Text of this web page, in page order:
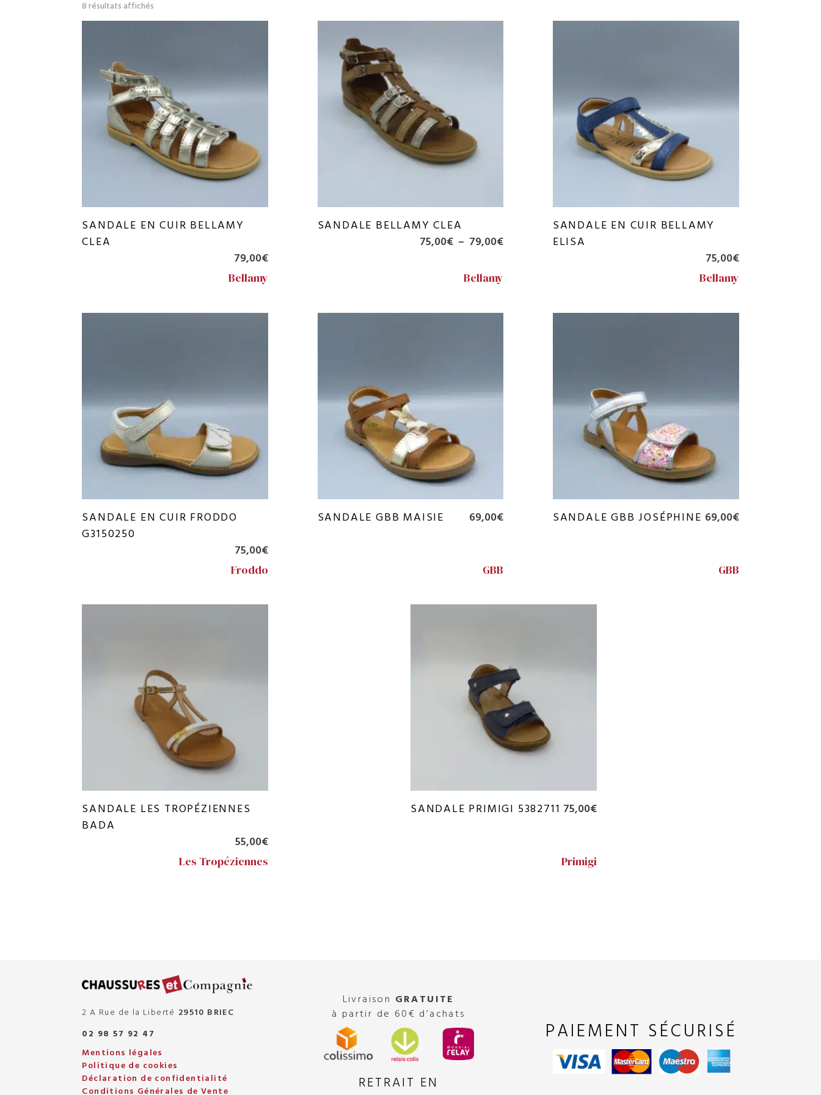
8 résultats affichés
SANDALE EN CUIR BELLAMY
CLEA
79,00€
Bellamy
SANDALE BELLAMY CLEA
75,00€ – 79,00€Plage
Bellamy
SANDALE EN CUIR BELLAMY
ELISA
75,00€
Bellamy
SANDALE EN CUIR FRODDO
G3150250
75,00€
Froddo
SANDALE GBB MAISIE 69,00€
GBB
SANDALE GBB JOSÉPHINE 69,00€
GBB
SANDALE LES TROPÉZIENNES
BADA
55,00€
Les Tropéziennes
SANDALE PRIMIGI 5382711 75,00€
Primigi
2 A Rue de la Liberté 29510 BRIEC
02 98 57 92 47
Mentions légales
Politique de cookies
Déclaration de confidentialité
Conditions Générales de Vente
Livraison GRATUITE
à partir de 60€ d’achats
RETRAIT EN
PAIEMENT SÉCURISÉ